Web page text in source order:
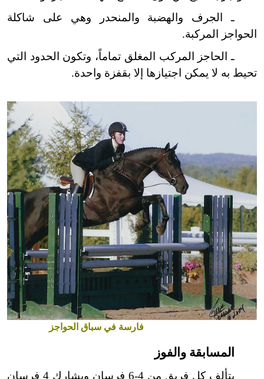
ـ الجرف والهضبة والمنحدر وهي على شاكلة
الحواجز المركبة.
ـ الحاجز المركب المغلق تماماً، وتكون الحدود التي
تحيط به لا يمكن اجتيازها إلا بقفزة واحدة.
فارسة في سباق الحواجز
المسابقة والفوز
يتألف كل فريق من 4-6 فرسان ويشارك 4 فرسان